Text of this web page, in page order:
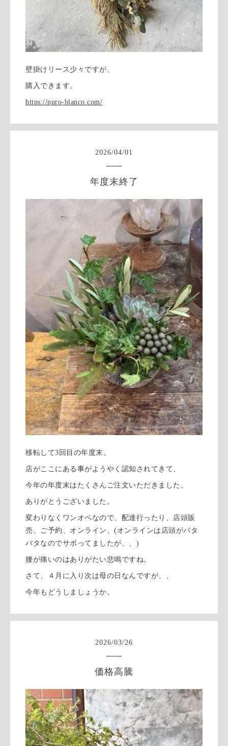
壁掛けリース少々ですが、
購入できます。
https://puro-blanco.com/
2026/04/01
年度末終了
移転して3回目の年度末。
店がここにある事がようやく認知されてきて、
今年の年度末はたくさんご注文いただきました。
ありがとうございました。
変わりなくワンオペなので、配達行ったり、店頭販
売、ご予約、オンライン、(オンラインは店頭がバタ
バタなのでサボってましたが、、)
腰が痛いのはありがたい悲鳴ですね。
さて、４月に入り次は母の日なんですが、、
今年もどうしましょうか。
2026/03/26
価格高騰